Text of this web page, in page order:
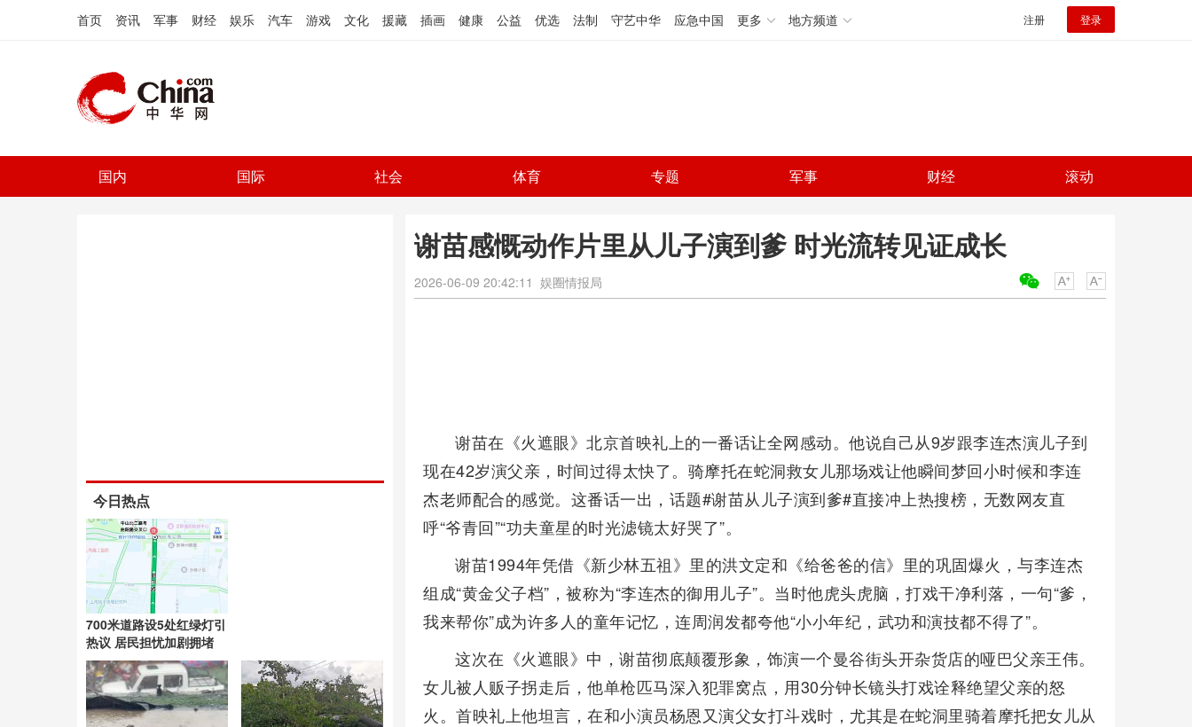
首页 资讯 军事 财经 娱乐 汽车 游戏 文化 援藏 插画 健康 公益 优选 法制 守艺中华 应急中国 更多 地方频道 注册 登录
国内 国际 社会 体育 专题 军事 财经 滚动
谢苗感慨动作片里从儿子演到爹 时光流转见证成长
2026-06-09 20:42:11 娱圈情报局
谢苗在《火遮眼》北京首映礼上的一番话让全网感动。他说自己从9岁跟李连杰演儿子到
现在42岁演父亲，时间过得太快了。骑摩托在蛇洞救女儿那场戏让他瞬间梦回小时候和李连
杰老师配合的感觉。这番话一出，话题#谢苗从儿子演到爹#直接冲上热搜榜，无数网友直
呼“爷青回”“功夫童星的时光滤镜太好哭了”。
谢苗1994年凭借《新少林五祖》里的洪文定和《给爸爸的信》里的巩固爆火，与李连杰
组成“黄金父子档”，被称为“李连杰的御用儿子”。当时他虎头虎脑，打戏干净利落，一句“爹，
我来帮你”成为许多人的童年记忆，连周润发都夸他“小小年纪，武功和演技都不得了”。
这次在《火遮眼》中，谢苗彻底颠覆形象，饰演一个曼谷街头开杂货店的哑巴父亲王伟。
女儿被人贩子拐走后，他单枪匹马深入犯罪窝点，用30分钟长镜头打戏诠释绝望父亲的怒
火。首映礼上他坦言，在和小演员杨恩又演父女打斗戏时，尤其是在蛇洞里骑着摩托把女儿从
今日热点
700米道路设5处红绿灯引
热议 居民担忧加剧拥堵